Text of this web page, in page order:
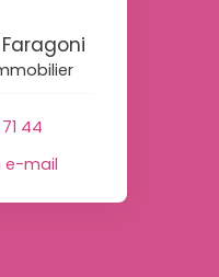
44
e-mail